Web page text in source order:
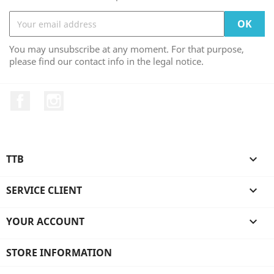
You may unsubscribe at any moment. For that purpose,
please find our contact info in the legal notice.
TTB 
SERVICE CLIENT 
YOUR ACCOUNT 
STORE INFORMATION